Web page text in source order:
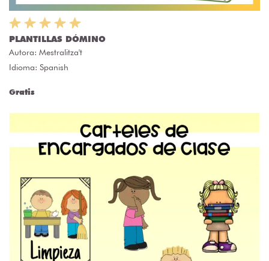
PLANTILLAS DÓMINO
Autora: Mestralitza't
Idioma: Spanish
Gratis